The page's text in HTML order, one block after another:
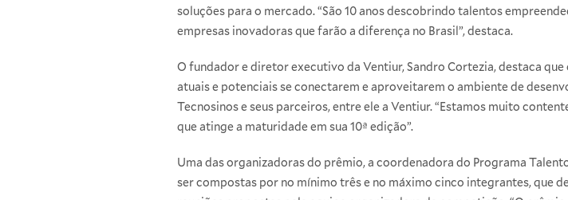
soluções para o mercado. “São 10 anos descobrindo talentos
empresas inovadoras que farão a diferença no Brasil”, destaca.
O fundador e diretor executivo da Ventiur, Sandro Cortezia, destaca
atuais e potenciais se conectarem e aproveitarem o ambiente de
Tecnosinos e seus parceiros, entre ele a Ventiur. “Estamos muito
que atinge a maturidade em sua 10ª edição”.
Uma das organizadoras do prêmio, a coordenadora do Programa
ser compostas por no mínimo três e no máximo cinco integrantes, que